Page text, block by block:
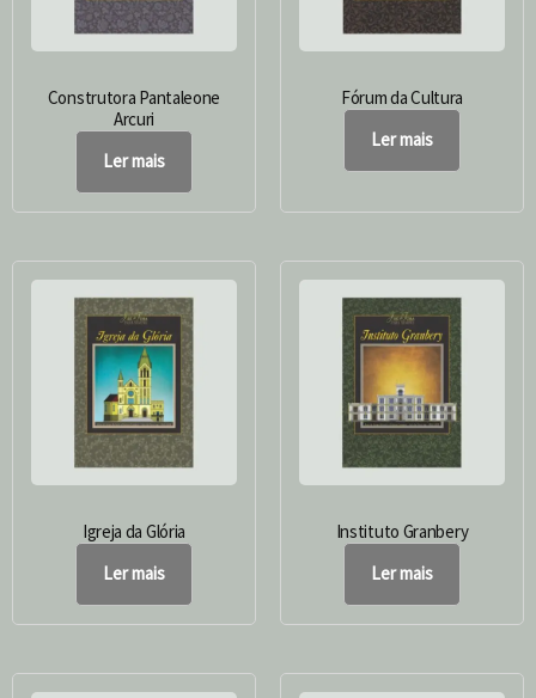
Construtora Pantaleone
Arcuri
Ler mais
Fórum da Cultura
Ler mais
Igreja da Glória
Ler mais
Instituto Granbery
Ler mais